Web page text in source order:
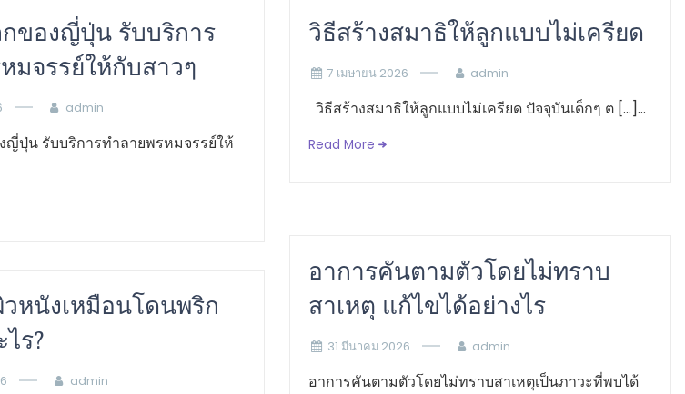
ของญี่ปุ่น รับบริการ
มจรรย์ให้กับสาวๆ
admin
ญี่ปุ่น รับบริการทำลายพรหมจรรย์ให้
วิธีสร้างสมาธิให้ลูกแบบไม่เครียด
7 เมษายน 2026 admin
วิธีสร้างสมาธิให้ลูกแบบไม่เครียด ปัจจุบันเด็กๆ ต […]...
Read More
อาการคันตามตัวโดยไม่ทราบ
สาเหตุ แก้ไขได้อย่างไร
31 มีนาคม 2026 admin
อาการคันตามตัวโดยไม่ทราบสาเหตุเป็นภาวะที่พบได้
หนังเหมือนโดนพริก
ร?
admin